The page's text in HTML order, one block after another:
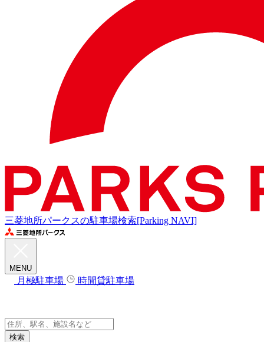
三菱地所パークスの駐車場検索[Parking NAVI]
MENU
月極駐車場 時間貸駐車場
検索